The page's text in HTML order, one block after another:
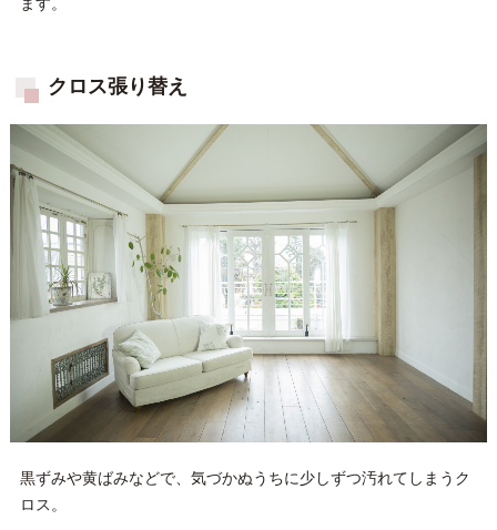
クロス張り替え
黒ずみや黄ばみなどで、気づかぬうちに少しずつ汚れてしまうク
ロス。